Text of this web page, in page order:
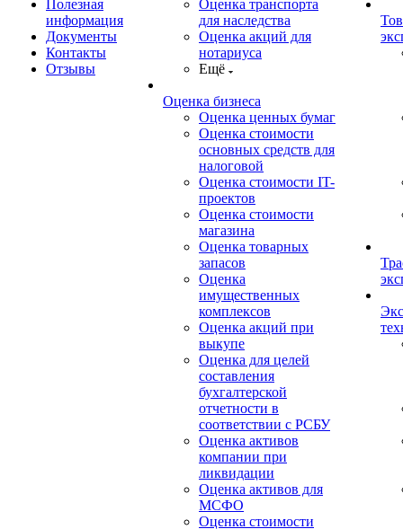
Полезная
информация
Документы
Контакты
Отзывы
Оценка транспорта
для наследства
Оценка акций для
нотариуса
Ещё
Оценка бизнеса
Оценка ценных бумаг
Оценка стоимости
основных средств для
налоговой
Оценка стоимости IT-
проектов
Оценка стоимости
магазина
Оценка товарных
запасов
Оценка
имущественных
комплексов
Оценка акций при
выкупе
Оценка для целей
составления
бухгалтерской
отчетности в
соответствии с РСБУ
Оценка активов
компании при
ликвидации
Оценка активов для
МСФО
Оценка стоимости